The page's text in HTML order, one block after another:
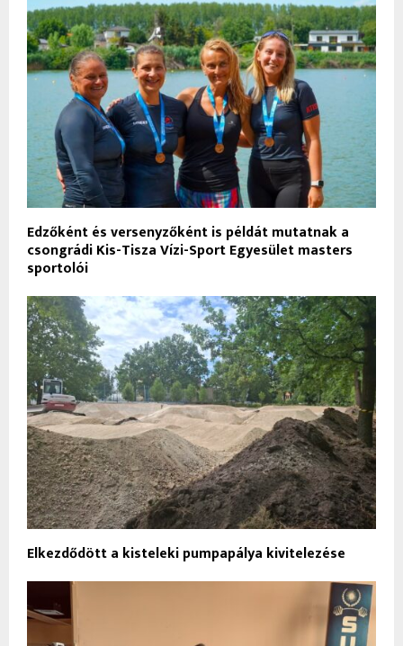
Edzőként és versenyzőként is példát mutatnak a
csongrádi Kis-Tisza Vízi-Sport Egyesület masters
sportolói
Elkezdődött a kisteleki pumpapálya kivitelezése